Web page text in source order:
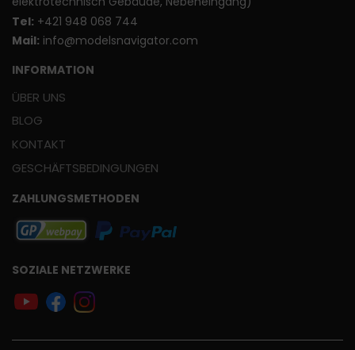
Tel: +421 948 068 744
Mail: info@modelsnavigator.com
INFORMATION
ÜBER UNS
BLOG
KONTAKT
GESCHÄFTSBEDINGUNGEN
ZAHLUNGSMETHODEN
SOZIALE NETZWERKE